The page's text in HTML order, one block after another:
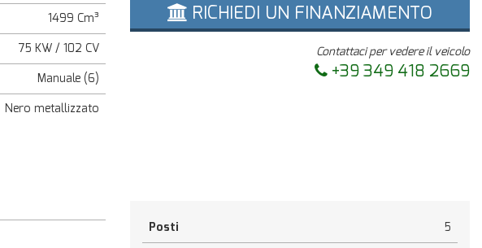
1499 Cm³
75 KW / 102 CV
Manuale (6)
Nero metallizzato
RICHIEDI UN FINANZIAMENTO
Contattaci per vedere il veicolo
+39 349 418 2669
Posti
5